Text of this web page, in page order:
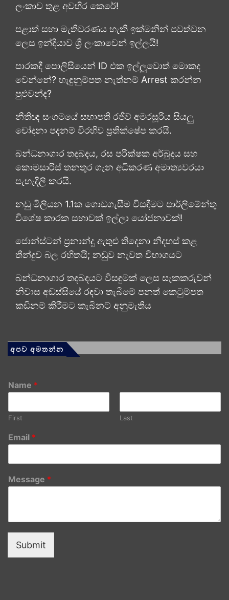
ලංකාව තුළ අවහිර කෙරේ!
පළාත් සභා මැතිවරණය හැකි ඉක්මනින් පවත්වන
ලෙස ඉන්දියාව ශ්‍රී ලංකාවෙන් ඉල්ලයි!
පාරකදී පොලිසියෙන් ID එක ඉල්ලුවොත් මොකද
වෙන්නේ? හැඳුනුම්පත නැත්නම් Arrest කරන්න
පුළුවන්ද?
නීතිඥ සංගමයේ සභාපති රජීව් අමරසූරිය සියලු
චෝදනා පදනම් විරහිව ප්‍රතික්ෂේප කරයි.
බන්ධනාගාර තදබදය, රස පරීක්ෂක අර්බුදය සහ
කොමසාරිස් තනතුර ගැන අධිකරණ අමාත්‍යවරයා
පැහැදිලි කරයි.
නඩු මිලියන 1.1ක ගොඩගැසීම විසඳීමට පාර්ලිමේන්තු
විශේෂ කාරක සභාවක් ඉල්ලා යෝජනාවක්!
ජොන්ස්ටන් ප්‍රනාන්දු ඇතුළු තිදෙනා නිදහස් කළ
තීන්දුව බල රහිතයි; නඩුව නැවත විභාගයට
බන්ධනාගාර තදබදයට විසඳුමක් ලෙස සැකකරුවන්
නිවාස අඩස්සියේ රඳවා තැබීමේ පනත් කෙටුම්පත
කඩිනම් කිරීමට කැබිනට් අනුමැතිය
අපව අමතන්න
Name *
First Last
Email *
Message *
Submit